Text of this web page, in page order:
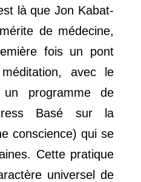
là que Jon Kabat-
de médecine,
fois un pont
avec le
un programme de
Basé sur la
conscience) qui se
Cette pratique
universel de